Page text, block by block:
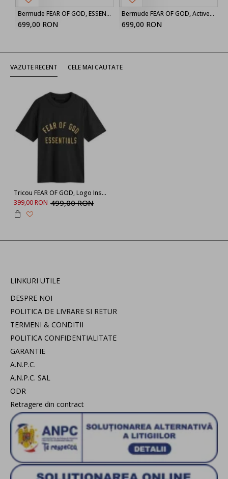
Bermude FEAR OF GOD, ESSENTIALS drawstring shorts
699,00 RON
Bermude FEAR OF GOD, Active Trace Relaxed Sweatshort
699,00 RON
VAZUTE RECENT CELE MAI CAUTATE
Tricou FEAR OF GOD, Logo Insert, Tri-Blend, Black
399,00 RON 499,00 RON
LINKURI UTILE
DESPRE NOI
POLITICA DE LIVRARE SI RETUR
TERMENI & CONDITII
POLITICA CONFIDENTIALITATE
GARANTIE
A.N.P.C.
A.N.P.C. SAL
ODR
Retragere din contract